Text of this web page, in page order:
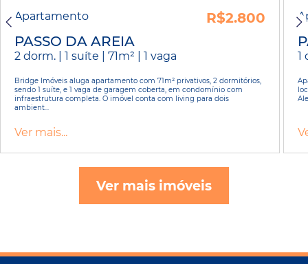
Apartamento
R$2.800
PASSO DA AREIA
2 dorm. | 1 suíte | 71m² | 1 vaga
Bridge Imóveis aluga apartamento com 71m² privativos, 2 dormitórios,
sendo 1 suíte, e 1 vaga de garagem coberta, em condomínio com
infraestrutura completa. O imóvel conta com living para dois
ambient...
Ver mais...
1
Ver mais imóveis